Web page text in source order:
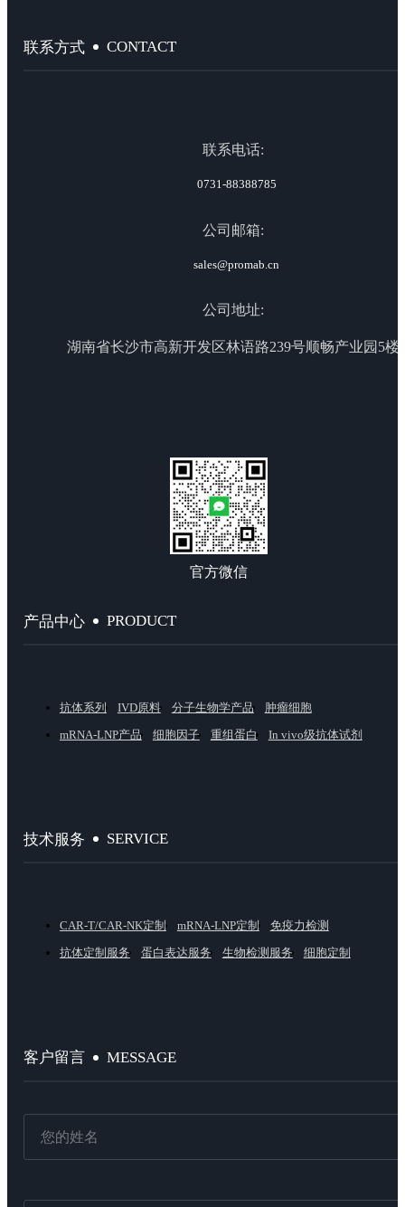
联系方式 CONTACT
联系电话:
0731-88388785
公司邮箱:
sales@promab.cn
公司地址:
湖南省长沙市高新开发区林语路239号顺畅产业园5楼
官方微信
产品中心 PRODUCT
抗体系列 IVD原料 分子生物学产品
肿瘤细胞
mRNA-LNP产品
细胞因子 重组蛋白 In vivo级抗体试剂
技术服务 SERVICE
CAR-T/CAR-NK定制 mRNA-LNP定制
免疫力检测
抗体定制服务
蛋白表达服务 生物检测服务 细胞定制
客户留言 MESSAGE